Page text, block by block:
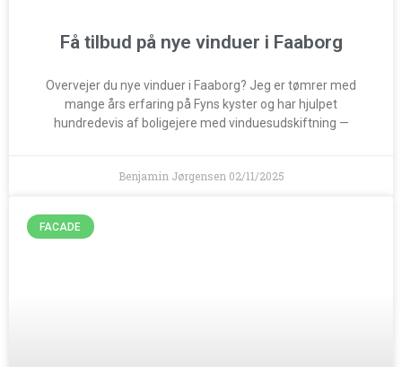
Få tilbud på nye vinduer i Faaborg
Overvejer du nye vinduer i Faaborg? Jeg er tømrer med
mange års erfaring på Fyns kyster og har hjulpet
hundredevis af boligejere med vinduesudskiftning —
Benjamin Jørgensen 02/11/2025
FACADE